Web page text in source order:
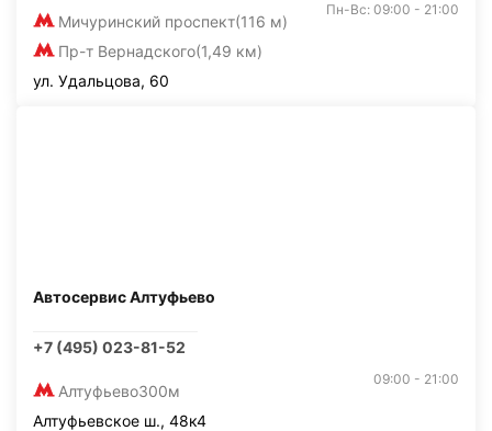
Мичуринский проспект(116 м)
Пр-т Вернадского(1,49 км)
Пн-Вс: 09:00 - 21:00
ул. Удальцова, 60
Автосервис Алтуфьево
+7 (495) 023-81-52
Алтуфьево300м
09:00 - 21:00
Алтуфьевское ш., 48к4